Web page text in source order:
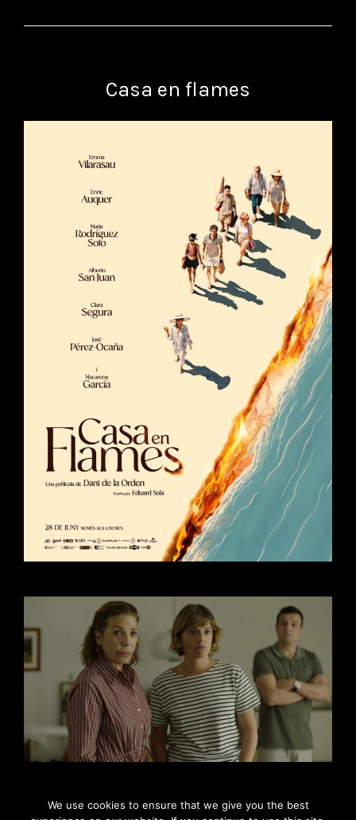
Casa en flames
We use cookies to ensure that we give you the best